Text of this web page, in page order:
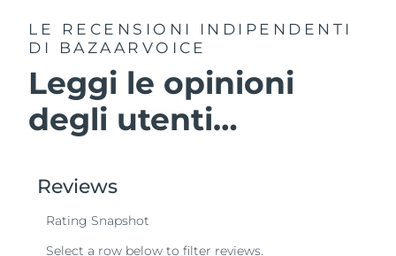
LE RECENSIONI INDIPENDENTI
DI BAZAARVOICE
Leggi le opinioni
degli utenti…